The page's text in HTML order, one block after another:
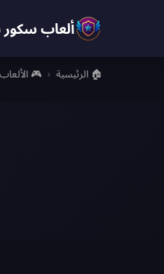
ألعاب
🏠 الرئيسية › 🎮 الألعاب